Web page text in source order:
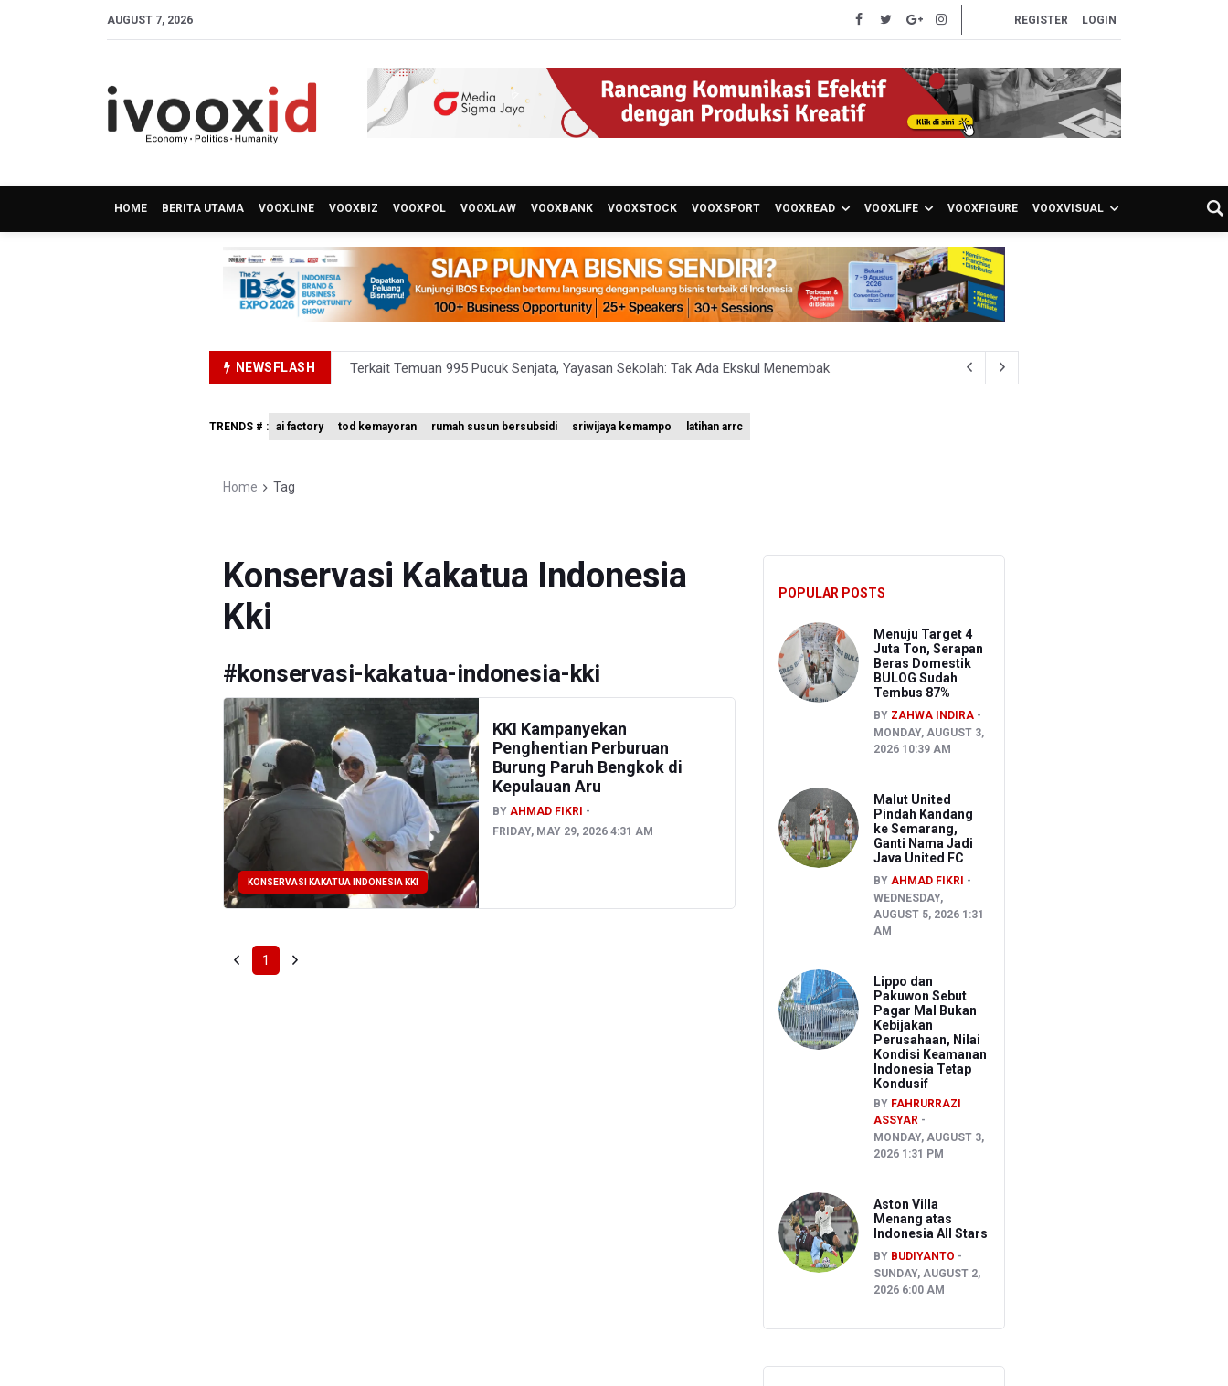
AUGUST 7, 2026 REGISTER LOGIN
HOME BERITA UTAMA VOOXLINE VOOXBIZ VOOXPOL VOOXLAW VOOXBANK VOOXSTOCK VOOXSPORT VOOXREAD VOOXLIFE VOOXFIGURE VOOXVISUAL
NEWSFLASH
Terkait Temuan 995 Pucuk Senjata, Yayasan Sekolah: Tak Ada Ekskul Menembak
Kementerian ESDM Kaji Pengembangan PLTS Sepanjang Jalan Tol Trans-Jawa
TRENDS # : ai factory tod kemayoran rumah susun bersubsidi sriwijaya kemampo latihan arrc
Home Tag
Konservasi Kakatua Indonesia
Kki
#konservasi-kakatua-indonesia-kki
KONSERVASI KAKATUA INDONESIA KKI
KKI Kampanyekan
Penghentian Perburuan
Burung Paruh Bengkok di
Kepulauan Aru
BY AHMAD FIKRI
FRIDAY, MAY 29, 2026 4:31 AM
1
POPULAR POSTS
Menuju Target 4
Juta Ton, Serapan
Beras Domestik
BULOG Sudah
Tembus 87%
BY ZAHWA INDIRA
MONDAY, AUGUST 3,
2026 10:39 AM
Malut United
Pindah Kandang
ke Semarang,
Ganti Nama Jadi
Java United FC
BY AHMAD FIKRI
WEDNESDAY,
AUGUST 5, 2026 1:31
AM
Lippo dan
Pakuwon Sebut
Pagar Mal Bukan
Kebijakan
Perusahaan, Nilai
Kondisi Keamanan
Indonesia Tetap
Kondusif
BY FAHRURRAZI
ASSYAR
MONDAY, AUGUST 3,
2026 1:31 PM
Aston Villa
Menang atas
Indonesia All Stars
BY BUDIYANTO
SUNDAY, AUGUST 2,
2026 6:00 AM